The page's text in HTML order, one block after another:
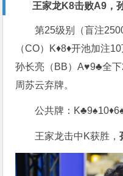
王家龙K8击败A9，
第25级别（盲注
（CO）K♦️8♦️开池加注
孙长亮（BB）A♥️9♣️全下
周苏云弃牌。
公共牌：
王家龙击中K获胜，